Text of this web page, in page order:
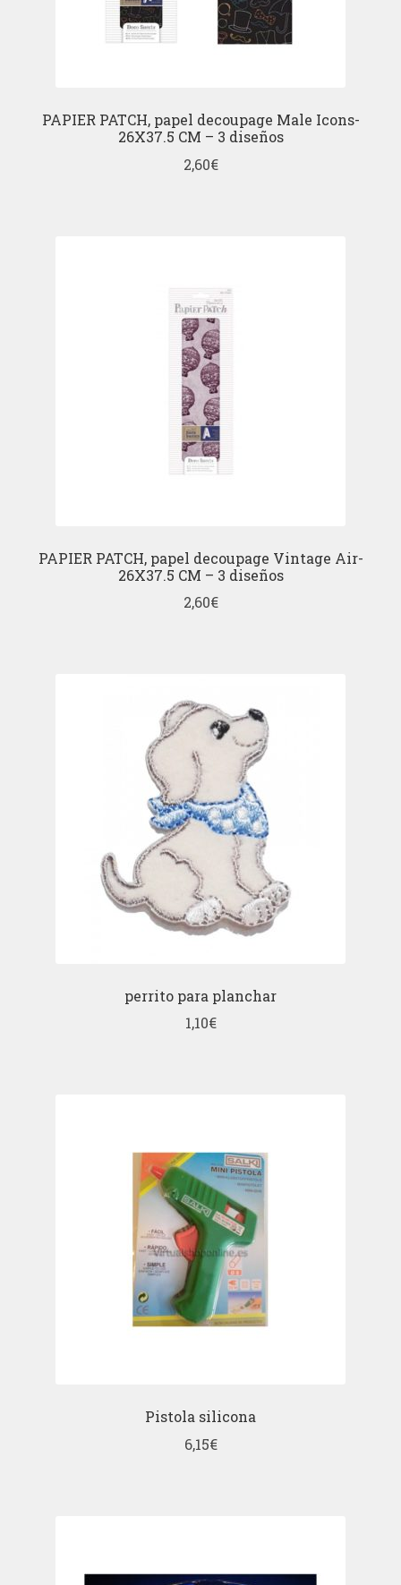
PAPIER PATCH, papel decoupage Male Icons-
26X37.5 CM – 3 diseños
2,60€
PAPIER PATCH, papel decoupage Vintage Air-
26X37.5 CM – 3 diseños
2,60€
perrito para planchar
1,10€
Pistola silicona
6,15€